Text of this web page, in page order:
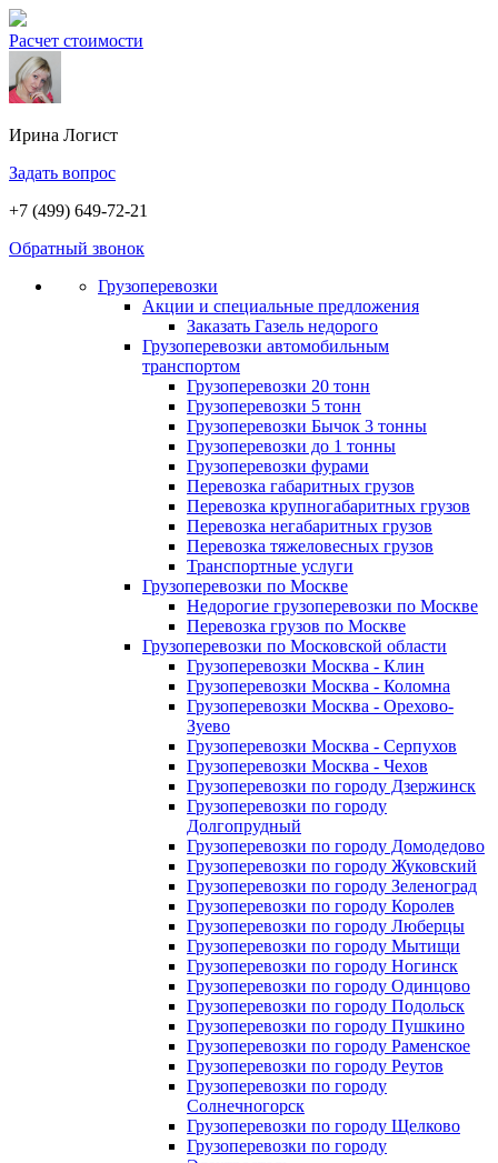
Расчет стоимости
Ирина Логист
Задать вопрос
+7 (499) 649-72-21
Обратный звонок
Грузоперевозки
Акции и специальные предложения
Заказать Газель недорого
Грузоперевозки автомобильным
транспортом
Грузоперевозки 20 тонн
Грузоперевозки 5 тонн
Грузоперевозки Бычок 3 тонны
Грузоперевозки до 1 тонны
Грузоперевозки фурами
Перевозка габаритных грузов
Перевозка крупногабаритных грузов
Перевозка негабаритных грузов
Перевозка тяжеловесных грузов
Транспортные услуги
Грузоперевозки по Москве
Недорогие грузоперевозки по Москве
Перевозка грузов по Москве
Грузоперевозки по Московской области
Грузоперевозки Москва - Клин
Грузоперевозки Москва - Коломна
Грузоперевозки Москва - Орехово-
Зуево
Грузоперевозки Москва - Серпухов
Грузоперевозки Москва - Чехов
Грузоперевозки по городу Дзержинск
Грузоперевозки по городу
Долгопрудный
Грузоперевозки по городу Домодедово
Грузоперевозки по городу Жуковский
Грузоперевозки по городу Зеленоград
Грузоперевозки по городу Королев
Грузоперевозки по городу Люберцы
Грузоперевозки по городу Мытищи
Грузоперевозки по городу Ногинск
Грузоперевозки по городу Одинцово
Грузоперевозки по городу Подольск
Грузоперевозки по городу Пушкино
Грузоперевозки по городу Раменское
Грузоперевозки по городу Реутов
Грузоперевозки по городу
Солнечногорск
Грузоперевозки по городу Щелково
Грузоперевозки по городу